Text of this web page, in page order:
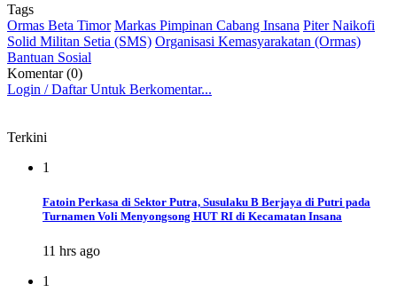
Tags
Ormas Beta Timor Markas Pimpinan Cabang Insana Piter Naikofi
Solid Militan Setia (SMS) Organisasi Kemasyarakatan (Ormas)
Bantuan Sosial
Komentar (0)
Login / Daftar Untuk Berkomentar...
Terkini
1
Fatoin Perkasa di Sektor Putra, Susulaku B Berjaya di Putri pada
Turnamen Voli Menyongsong HUT RI di Kecamatan Insana
11 hrs ago
1